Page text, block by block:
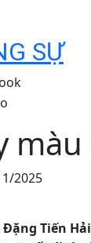
SỰ
2025
Tiến